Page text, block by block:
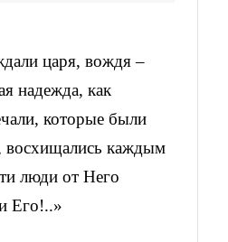
царя, вождя –
надежда, как
которые были
восхищались каждым
люди от Него
Его!..»